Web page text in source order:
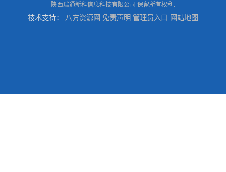
陕西瑞通新科信息科技有限公司 保留所有权利.
技术支持： 八方资源网 免责声明 管理员入口 网站地图